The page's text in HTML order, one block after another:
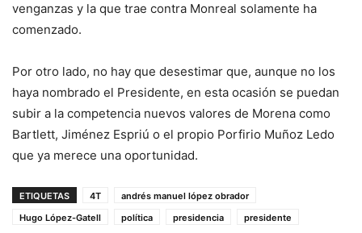
venganzas y la que trae contra Monreal solamente ha
comenzado.
Por otro lado, no hay que desestimar que, aunque no los
haya nombrado el Presidente, en esta ocasión se puedan
subir a la competencia nuevos valores de Morena como
Bartlett, Jiménez Espriú o el propio Porfirio Muñoz Ledo
que ya merece una oportunidad.
ETIQUETAS 4T
andrés manuel lópez obrador
Hugo López-Gatell
política presidencia presidente